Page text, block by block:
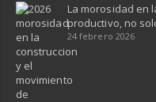
La morosidad en
productivo, no
24 febrero 2026